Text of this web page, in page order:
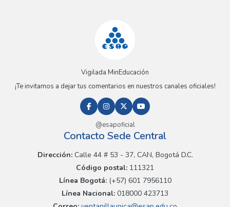
Vigilada MinEducación
¡Te invitamos a dejar tus comentarios en nuestros canales oficiales!
@esapoficial
Contacto Sede Central
Dirección:Calle 44 # 53 - 37, CAN, Bogotá D.C.
Código postal: 111321
Línea Bogotá:(+57) 601 7956110
Línea Nacional: 018000 423713